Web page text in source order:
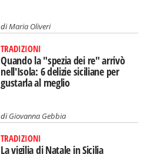
diMaria Oliveri
TRADIZIONI
Quando la "spezia dei re" arrivò
nell'Isola: 6 delizie siciliane per
gustarla al meglio
diGiovanna Gebbia
TRADIZIONI
La vigilia di Natale in Sicilia